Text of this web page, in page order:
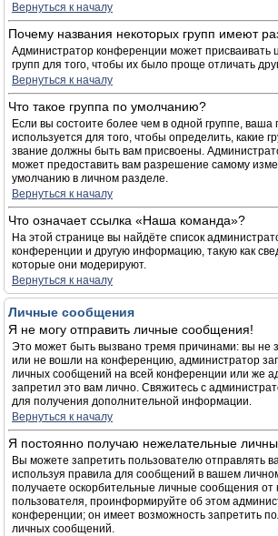
Вернуться к началу
Почему названия некоторых групп имеют
Администратор конференции может присваивать
групп для того, чтобы их было проще отличать
Вернуться к началу
Что такое группа по умолчанию?
Если вы состоите более чем в одной группе, ваша
используется для того, чтобы определить, какие
звание должны быть вам присвоены.
может предоставить вам разрешение самому
умолчанию в личном разделе.
Вернуться к началу
Что означает ссылка «Наша команда»?
На этой странице вы найдёте список
конференции и другую информацию, такую как
которые они модерируют.
Вернуться к началу
Личные сообщения
Я не могу отправить личные сообщения!
Это может быть вызвано тремя причинами: вы не
или не вошли на конференцию, администратор
личных сообщений на всей конференции или же
запретил это вам лично. Свяжитесь с
для получения дополнительной информации.
Вернуться к началу
Я постоянно получаю нежелательные
Вы можете запретить пользователю отправлять
используя правила для сообщений в вашем
получаете оскорбительные личные сообщения от
пользователя, проинформируйте об этом
конференции; он имеет возможность запретить
личных сообщений.